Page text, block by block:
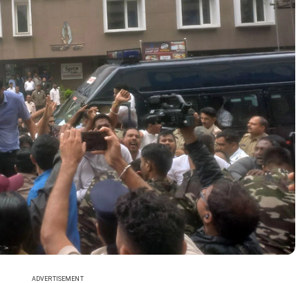
ADVERTISEMENT